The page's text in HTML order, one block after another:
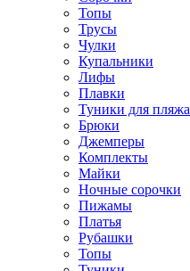
Топы
Трусы
Чулки
Купальники
Лифы
Плавки
Туники для пляжа
Брюки
Джемперы
Комплекты
Майки
Ночные сорочки
Пижамы
Платья
Рубашки
Топы